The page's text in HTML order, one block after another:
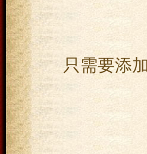
只需要添